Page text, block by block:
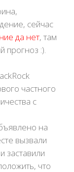
сейчас
да нет, там
прогноз :).
частного
с
на
вызвали
заставили
что